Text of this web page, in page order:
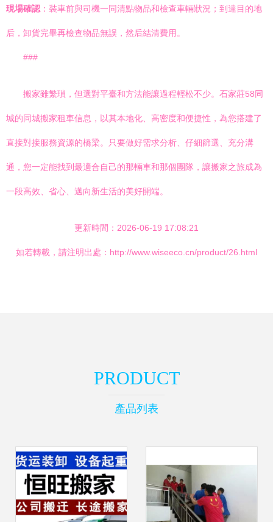
現場確認 ：裝車前與司機一同清點物品和檢查車輛狀況；到達目的地
后，卸貨完畢再檢查物品無誤，然后結清費用。
###
搬家雖繁瑣，但選對平臺和方法能讓過程輕松不少。石家莊58同
城的同城搬家租車信息，以其本地化、高密度和便捷性，為您搭建了
直接對接服務資源的橋梁。只要做好需求分析、仔細篩選、充分溝
通，您一定能找到最適合自己的那輛車和那個團隊，讓搬家之旅成為
一段高效、省心、邁向新生活的美好開端。
更新時間：2026-06-19 17:08:21
如若轉載，請注明出處：http://www.wiseeco.cn/product/26.html
PRODUCT
產品列表